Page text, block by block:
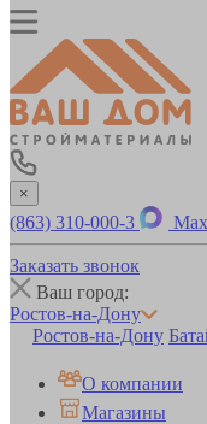
×
(863) 310-000-3 Max
Заказать звонок
Ваш город:
Ростов-на-Дону
Ростов-на-Дону
О компании
Магазины